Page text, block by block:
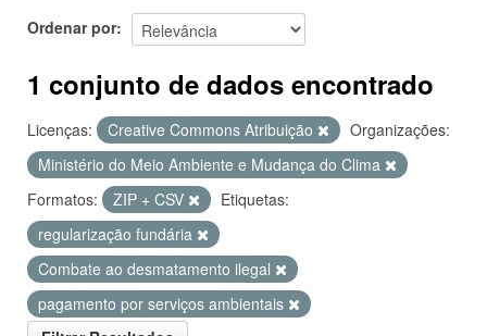
Ordenar por
1 conjunto de dados encontrado
Licenças: Creative Commons Atribuição
Organizações:
Ministério do Meio Ambiente e Mudança do Clima
Formatos:
ZIP + CSV
Etiquetas:
regularização fundária
Combate ao desmatamento ilegal
pagamento por serviços ambientais